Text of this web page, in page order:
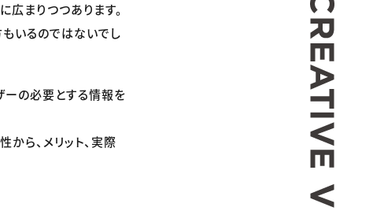
広まりつつあります。
いるのではないでし
ーの必要とする情報を
ら、メリット、実際